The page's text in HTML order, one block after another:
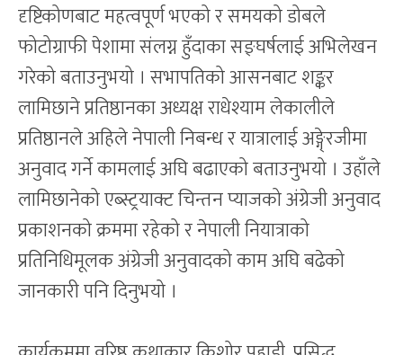
दृष्टिकोणबाट महत्वपूर्ण भएको र समयको डोबले
फोटोग्राफी पेशामा संलग्न हुँदाका सङ्घर्षलाई अभिलेखन
गरेको बताउनुभयो । सभापतिको आसनबाट शङ्कर
लामिछाने प्रतिष्ठानका अध्यक्ष राधेश्याम लेकालीले
प्रतिष्ठानले अहिले नेपाली निबन्ध र यात्रालाई अङ्गे्रजीमा
अनुवाद गर्ने कामलाई अघि बढाएको बताउनुभयो । उहाँले
लामिछानेको एब्स्ट्रयाक्ट चिन्तन प्याजको अंग्रेजी अनुवाद
प्रकाशनको क्रममा रहेको र नेपाली नियात्राको
प्रतिनिधिमूलक अंग्रेजी अनुवादको काम अघि बढेको
जानकारी पनि दिनुभयो ।